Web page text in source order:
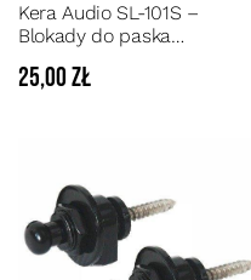
Kera Audio SL-101S –
Blokady do paska
gitar elektrycznych,
25,00 zł